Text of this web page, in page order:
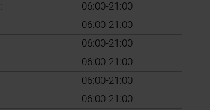
06:00-21:00
06:00-21:00
06:00-21:00
06:00-21:00
06:00-21:00
06:00-21:00